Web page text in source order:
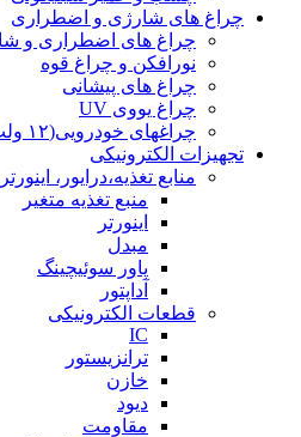
چراغ های شارژی و اضطراری
چراغ های اضطراری و
نورافکن و چراغ قوه
چراغ های پیشانی
چراغ یووی UV
چراغهای خودرویی(۱۲ ولت DC)
تجهیزات الکترونیکی
منابع تغذیه،درایور،
منبع تغذیه متغیر
اینورتر
مبدل
پاور سوئیچینگ
آداپتور
قطعات الکترونیکی
IC
ترانزیستور
خازن
دیود
مقاومت